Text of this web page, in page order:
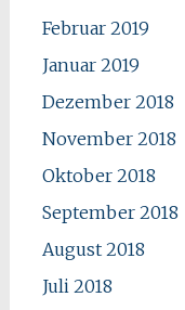
Februar 2019
Januar 2019
Dezember 2018
November 2018
Oktober 2018
September 2018
August 2018
Juli 2018